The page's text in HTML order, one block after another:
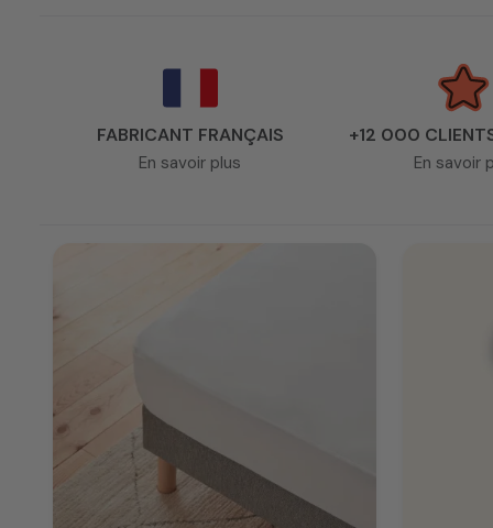
Deuxième possibilité
Vous avez un projet atypique et souhaitez être
FABRICANT FRANÇAIS
En savoir plus
+12 000
En savoir